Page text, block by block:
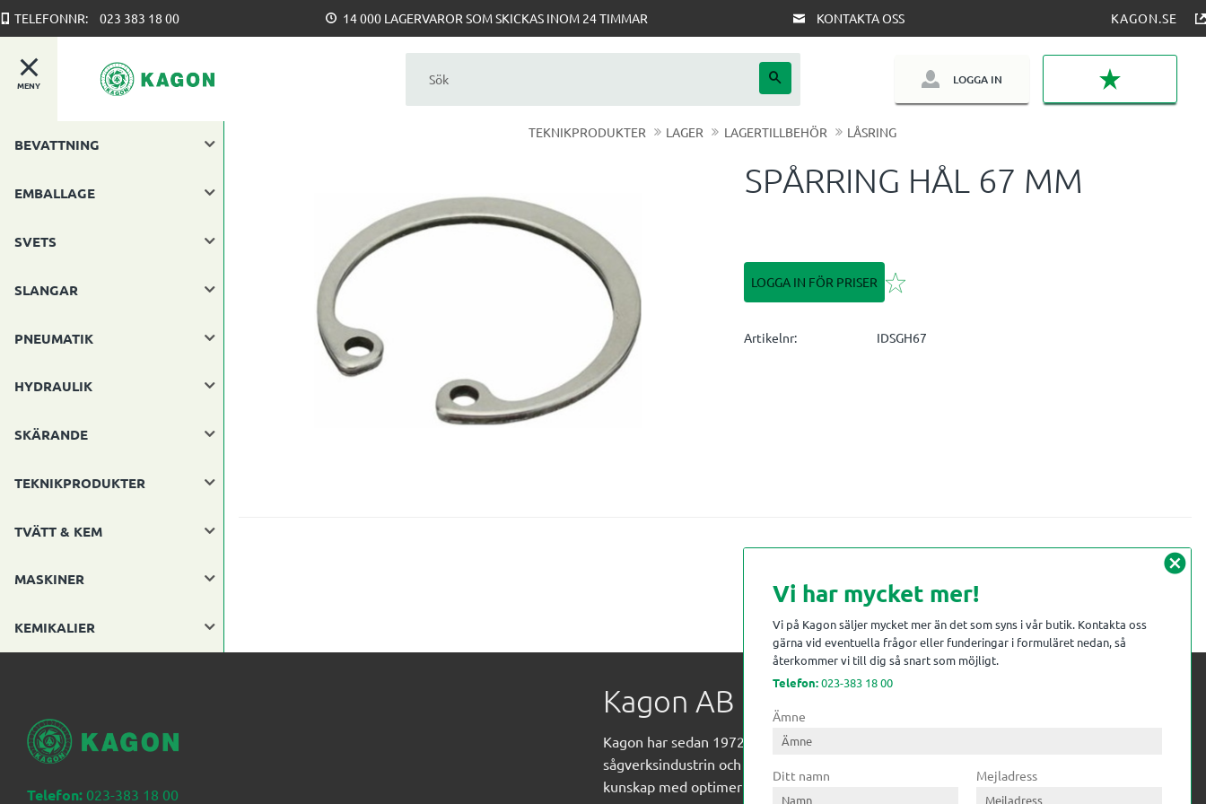
TELEFONNR: 023 383 18 00 14 000 LAGERVAROR SOM SKICKAS INOM 24 TIMMAR KONTAKTA OSS KAGON.SE
MENY LOGGA IN
TEKNIKPRODUKTER LAGER LAGERTILLBEHÖR LÅSRING
SPÅRRING HÅL 67 MM
LOGGA IN FÖR PRISER Lägg till i favoriter
Artikelnr IDSGH67
BEVATTNING
EMBALLAGE
SVETS
SLANGAR
PNEUMATIK
HYDRAULIK
SKÄRANDE
TEKNIKPRODUKTER
TVÄTT & KEM
MASKINER
KEMIKALIER
Telefon: 023-383 18 00
Kagon AB
Kagon har sedan 1972 levererat kompetens till
sågverksindustrin och övrig industri. Till träindustrin tillför vi
kunskap med optimeringslösningar från timmerplanen hela
cancel
Vi har mycket mer!
Vi på Kagon säljer mycket mer än det som syns i vår butik. Kontakta oss
gärna vid eventuella frågor eller funderingar i formuläret nedan, så
återkommer vi till dig så snart som möjligt.
Telefon:023-383 18 00
Ämne
Ditt namn Mejladress